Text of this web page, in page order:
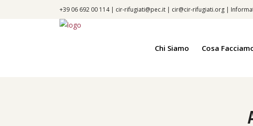
+39 06 692 00 114 | cir-rifugiati@pec.it | cir@cir-rifugiati.org |
Chi Siamo Cosa